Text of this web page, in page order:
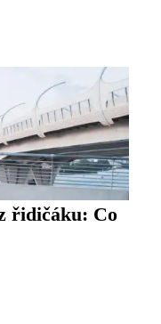
řidičáku: Co